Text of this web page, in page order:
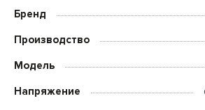
Бренд
Производство
Модель
Напряжение